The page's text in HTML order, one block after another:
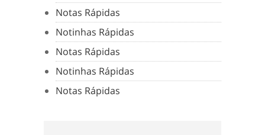
Notas Rápidas
Notinhas Rápidas
Notas Rápidas
Notinhas Rápidas
Notas Rápidas